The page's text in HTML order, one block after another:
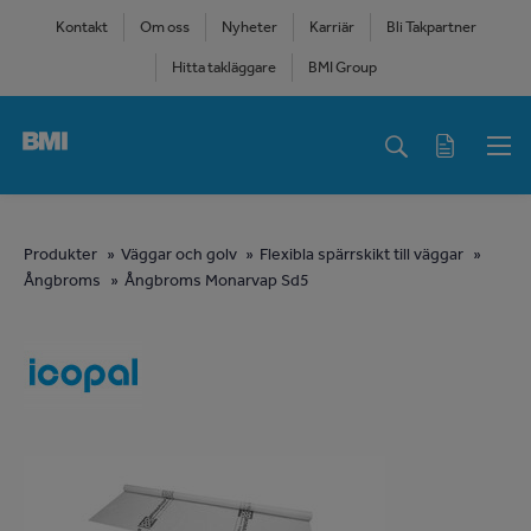
content
Kontakt Om oss Nyheter Karriär Bli Takpartner
Hitta takläggare BMI Group
navigation
You
are
Produkter Väggar och golv
Flexibla spärrskikt till väggar
Ångbroms
Ångbroms Monarvap Sd5